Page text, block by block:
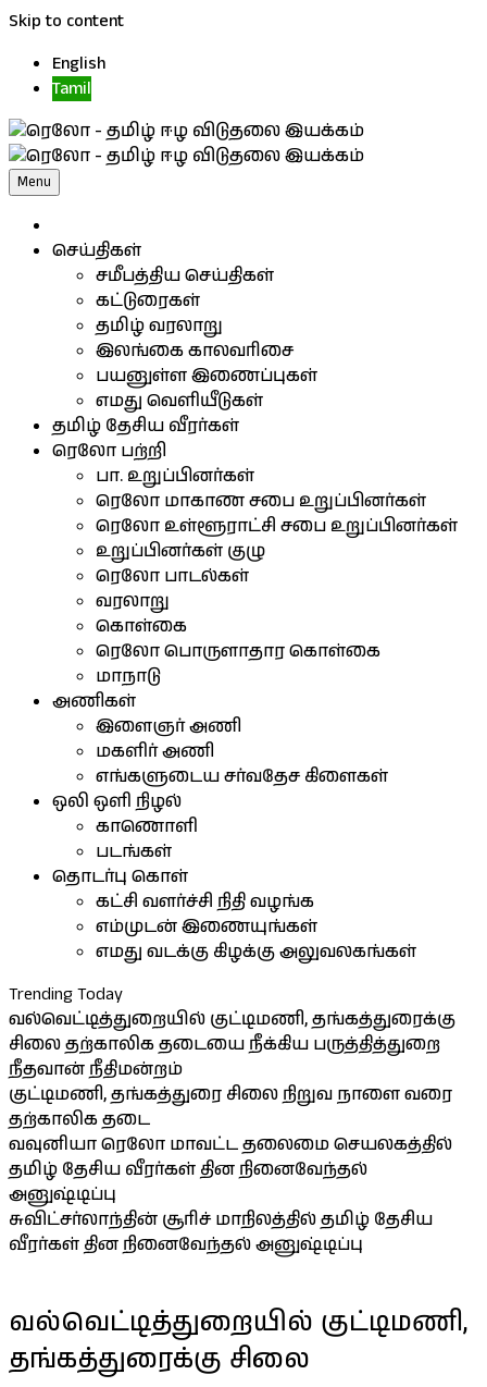
Skip to content
English
Tamil
Menu
செய்திகள்
சமீபத்திய செய்திகள்
கட்டுரைகள்
தமிழ் வரலாறு
இலங்கை காலவரிசை
பயனுள்ள இணைப்புகள்
எமது வெளியீடுகள்
தமிழ் தேசிய வீரர்கள்
ரெலோ பற்றி
பா. உறுப்பினர்கள்
ரெலோ மாகாண சபை உறுப்பினர்கள்
ரெலோ உள்ளூராட்சி சபை உறுப்பினர்கள்
உறுப்பினர்கள் குழு
ரெலோ பாடல்கள்
வரலாறு
கொள்கை
ரெலோ பொருளாதார கொள்கை
மாநாடு
அணிகள்
இளைஞர் அணி
மகளிர் அணி
எங்களுடைய சர்வதேச கிளைகள்
ஒலி ஒளி நிழல்
காணொளி
படங்கள்
தொடர்பு கொள்
கட்சி வளர்ச்சி நிதி வழங்க
எம்முடன் இணையுங்கள்
எமது வடக்கு கிழக்கு அலுவலகங்கள்
Trending Today
வல்வெட்டித்துறையில் குட்டிமணி, தங்கத்துரைக்கு
சிலை தற்காலிக தடையை நீக்கிய பருத்தித்துறை
நீதவான் நீதிமன்றம்
குட்டிமணி, தங்கத்துரை சிலை நிறுவ நாளை வரை
தற்காலிக தடை
வவுனியா ரெலோ மாவட்ட தலைமை செயலகத்தில்
தமிழ் தேசிய வீரர்கள் தின நினைவேந்தல்
அனுஷ்டிப்பு
சுவிட்சர்லாந்தின் சூரிச் மாநிலத்தில் தமிழ் தேசிய
வீரர்கள் தின நினைவேந்தல் அனுஷ்டிப்பு
வல்வெட்டித்துறையில் குட்டிமணி,
தங்கத்துரைக்கு சிலை